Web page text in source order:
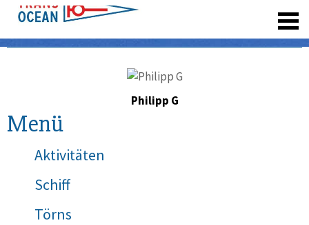
Philipp G
Menü
Aktivitäten
Schiff
Törns